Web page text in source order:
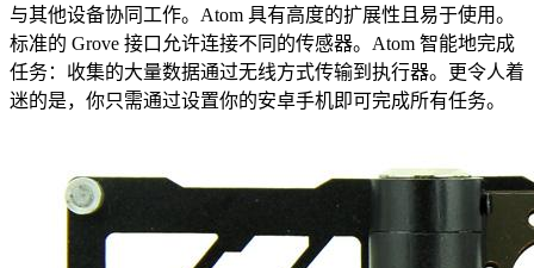
与其他设备协同工作。Atom 具有高度的扩展性且易于使用。
标准的 Grove 接口允许连接不同的传感器。Atom 智能地完成
任务：收集的大量数据通过无线方式传输到执行器。更令人着
迷的是，你只需通过设置你的安卓手机即可完成所有任务。